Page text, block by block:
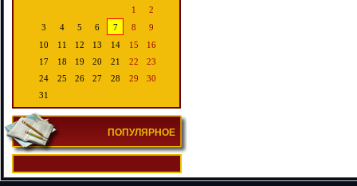
1
2
3
4 5 6 7 8
9
10
11 12 13 14 15
16
17
18 19 20 21 22
23
24
25 26 27 28 29
30
31
ПОПУЛЯРНОЕ